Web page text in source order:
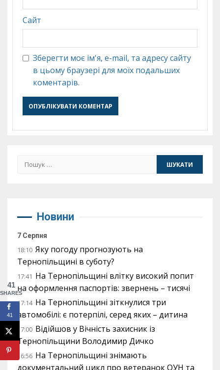
Сайт
Зберегти моє ім'я, e-mail, та адресу сайту
в цьому браузері для моїх подальших
коментарів.
Пошук:
Новини
7 Серпня
18:10 Яку погоду прогнозують на
Тернопільщині в суботу?
17:41 На Тернопільщині влітку високий попит
на оформлення паспортів: звернень – тисячі
17:14 На Тернопільщині зіткнулися три
автомобілі: є потерпілі, серед яких – дитина
17:00 Відійшов у Вічність захисник із
Тернопільщини Володимир Дичко
16:56 На Тернопільщині знімають
документальний цикл про ветеранок ОУН та
41
SHARES
41